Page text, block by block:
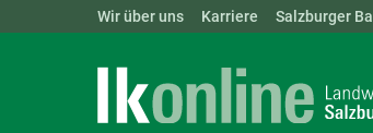
Landwirtschaftskammern:
Wir über uns Karriere Salzburger